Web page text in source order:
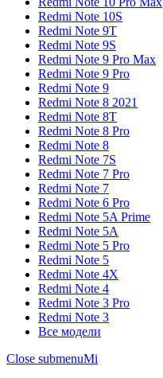
Redmi Note 10S
Redmi Note 9T
Redmi Note 9S
Redmi Note 9 Pro Max
Redmi Note 9 Pro
Redmi Note 9
Redmi Note 8 2021
Redmi Note 8T
Redmi Note 8 Pro
Redmi Note 8
Redmi Note 7S
Redmi Note 7 Pro
Redmi Note 7
Redmi Note 6 Pro
Redmi Note 5A Prime
Redmi Note 5A
Redmi Note 5 Pro
Redmi Note 5
Redmi Note 4X
Redmi Note 4
Redmi Note 3 Pro
Redmi Note 3
Все модели
Close submenuMi